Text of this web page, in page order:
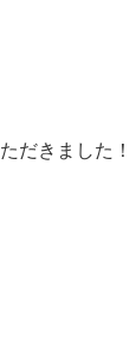
だきました！